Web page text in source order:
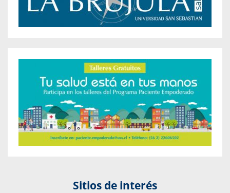
Sitios de interés